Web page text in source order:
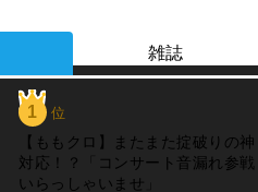
雑誌
1 位
【ももクロ】またまた掟破りの神
対応！？「コンサート音漏れ参戦
いらっしゃいませ」